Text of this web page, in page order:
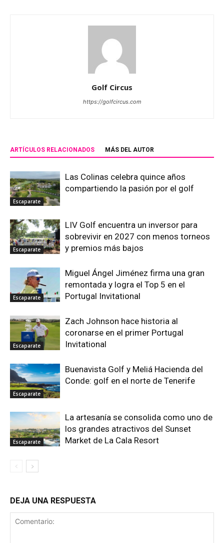
Golf Circus
https://golfcircus.com
ARTÍCULOS RELACIONADOS MÁS DEL AUTOR
Escaparate
Las Colinas celebra quince años
compartiendo la pasión por el golf
Escaparate
LIV Golf encuentra un inversor para
sobrevivir en 2027 con menos torneos
y premios más bajos
Escaparate
Miguel Ángel Jiménez firma una gran
remontada y logra el Top 5 en el
Portugal Invitational
Escaparate
Zach Johnson hace historia al
coronarse en el primer Portugal
Invitational
Escaparate
Buenavista Golf y Meliá Hacienda del
Conde: golf en el norte de Tenerife
Escaparate
La artesanía se consolida como uno de
los grandes atractivos del Sunset
Market de La Cala Resort
DEJA UNA RESPUESTA